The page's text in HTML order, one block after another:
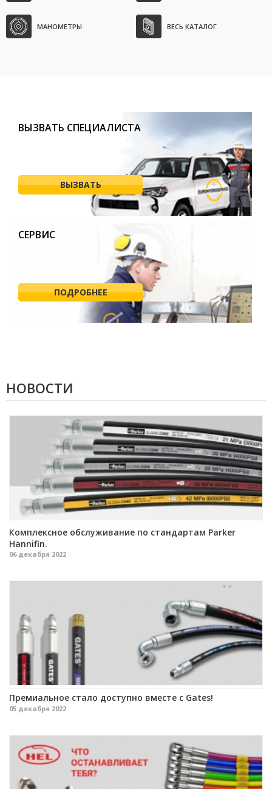
МАНОМЕТРЫ ВЕСЬ КАТАЛОГ
ВЫЗВАТЬ СПЕЦИАЛИСТА
ВЫЗВАТЬ
СЕРВИС
ПОДРОБНЕЕ
НОВОСТИ
Комплексное обслуживание по стандартам Parker
Hannifin.
06 декабря 2022
Премиальное стало доступно вместе с Gates!
05 декабря 2022